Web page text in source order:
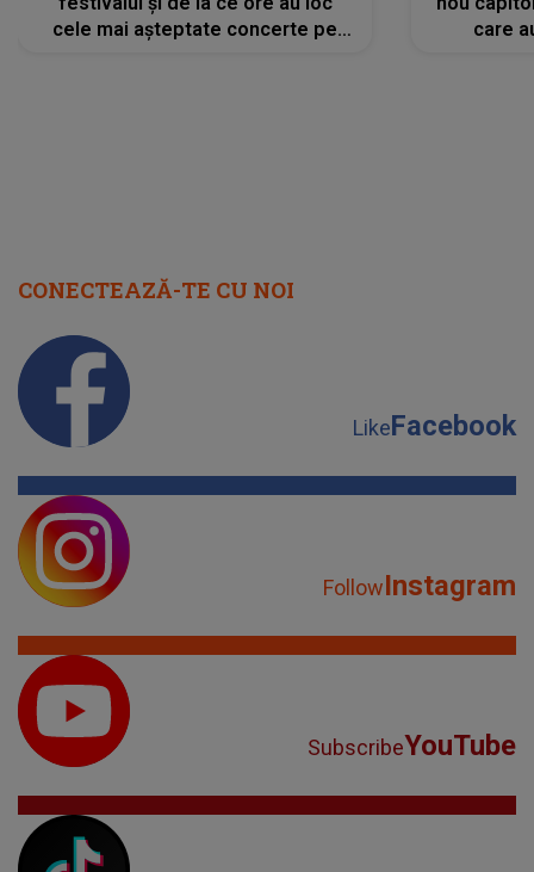
cele mai așteptate concerte pe
care
CONECTEAZĂ-TE CU NOI
LikeFacebook
FollowInstagram
SubscribeYouTube